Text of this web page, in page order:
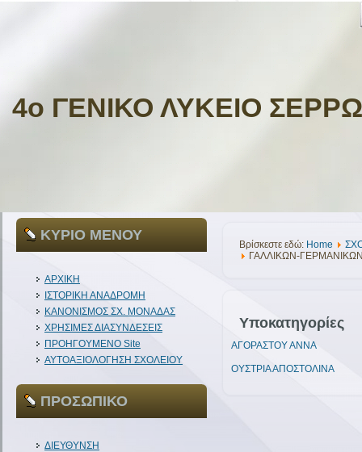
4ο ΓΕΝΙΚΟ ΛΥΚΕΙΟ
ΚΥΡΙΟ ΜΕΝΟΥ
ΑΡΧΙΚΗ
ΙΣΤΟΡΙΚΗ ΑΝΑΔΡΟΜΗ
ΚΑΝΟΝΙΣΜΟΣ ΣΧ. ΜΟΝΑΔΑΣ
ΧΡΗΣΙΜΕΣ ΔΙΑΣΥΝΔΕΣΕΙΣ
ΠΡΟΗΓΟΥΜΕΝΟ Site
ΑΥΤΟΑΞΙΟΛΟΓΗΣΗ ΣΧΟΛΕΙΟΥ
ΠΡΟΣΩΠΙΚΟ
ΔΙΕΥΘΥΝΣΗ
Βρίσκεστε εδώ: Home
ΓΑΛΛΙΚΩΝ-
Υποκατηγορίες
ΑΓΟΡΑΣΤΟΥ ΑΝΝΑ
ΟΥΣΤΡΙΑ ΑΠΟΣΤΟΛΙΝΑ